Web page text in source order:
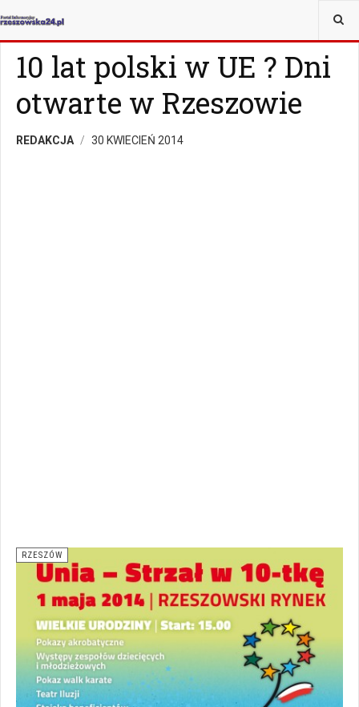
JESTEŚ TUTAJ:
10 lat polski w UE ? Dni
otwarte w Rzeszowie
REDAKCJA 30 KWIECIEŃ 2014
RZESZÓW